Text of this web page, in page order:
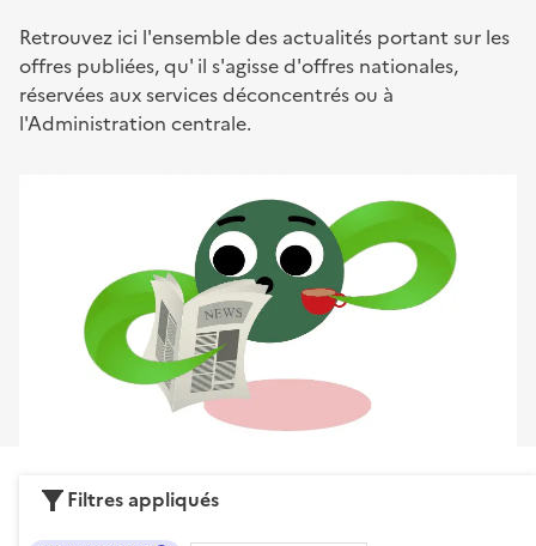
Retrouvez ici l'ensemble des actualités portant sur les
offres publiées, qu' il s'agisse d'offres nationales,
réservées aux services déconcentrés ou à
l'Administration centrale.
Filtres appliqués